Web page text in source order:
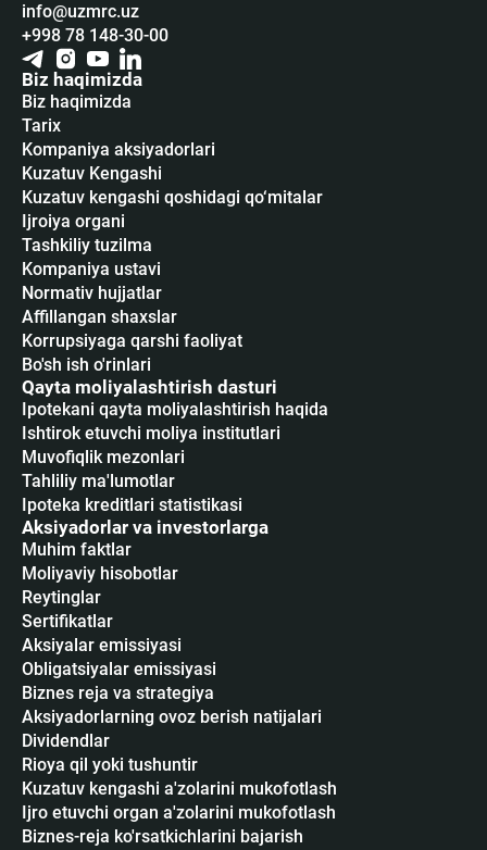
info@uzmrc.uz
+998 78 148-30-00
Biz haqimizda
Biz haqimizda
Tarix
Kompaniya aksiyadorlari
Kuzatuv Kengashi
Kuzatuv kengashi qoshidagi qo‘mitalar
Ijroiya organi
Tashkiliy tuzilma
Kompaniya ustavi
Normativ hujjatlar
Affillangan shaxslar
Korrupsiyaga qarshi faoliyat
Bo'sh ish o'rinlari
Qayta moliyalashtirish dasturi
Ipotekani qayta moliyalashtirish haqida
Ishtirok etuvchi moliya institutlari
Muvofiqlik mezonlari
Tahliliy ma'lumotlar
Ipoteka kreditlari statistikasi
Aksiyadorlar va investorlarga
Muhim faktlar
Moliyaviy hisobotlar
Reytinglar
Sertifikatlar
Аksiyalar emissiyasi
Obligatsiyalar emissiyasi
Biznes reja va strategiya
Aksiyadorlarning ovoz berish natijalari
Dividendlar
Rioya qil yoki tushuntir
Kuzatuv kengashi a'zolarini mukofotlash
Ijro etuvchi organ a'zolarini mukofotlash
Biznes-reja ko'rsatkichlarini bajarish